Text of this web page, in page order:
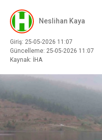
Neslihan Kaya
Giriş: 25-05-2026 11:07
Güncelleme: 25-05-2026 11:07
Kaynak: İHA